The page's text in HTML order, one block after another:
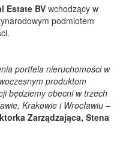
Estate BV wchodzący w
podmiotem
portfela nieruchomości w
produktom
będziemy obecni w trzech
Krakowie i Wrocławiu–
Zarządzająca, Stena